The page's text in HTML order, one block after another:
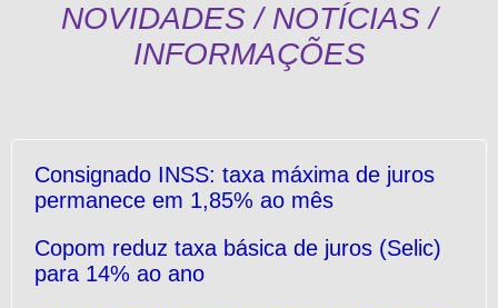
NOVIDADES / NOTÍCIAS /
INFORMAÇÕES
Consignado INSS: taxa máxima de juros
permanece em 1,85% ao mês
Copom reduz taxa básica de juros (Selic)
para 14% ao ano